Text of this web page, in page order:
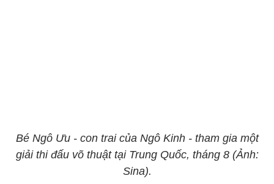
Bé Ngô Ưu - con trai của Ngô Kinh - tham gia một
giải thi đấu võ thuật tại Trung Quốc, tháng 8 (Ảnh:
Sina).